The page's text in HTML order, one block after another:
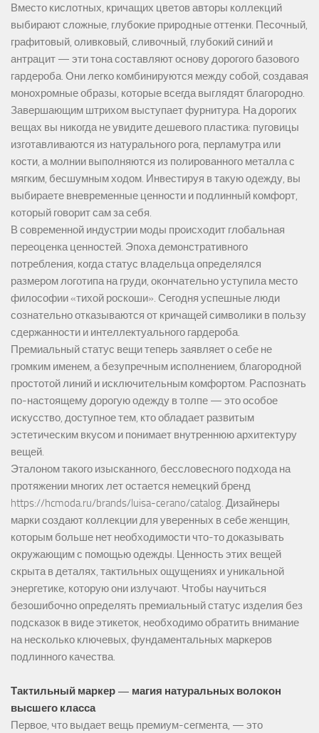
Вместо кислотных, кричащих цветов авторы коллекций
выбирают сложные, глубокие природные оттенки. Песочный,
графитовый, оливковый, сливочный, глубокий синий и
антрацит — эти тона составляют основу дорогого базового
гардероба. Они легко комбинируются между собой, создавая
монохромные образы, которые всегда выглядят благородно.
Завершающим штрихом выступает фурнитура. На дорогих
вещах вы никогда не увидите дешевого пластика: пуговицы
изготавливаются из натурального рога, перламутра или
кости, а молнии выполняются из полированного металла с
мягким, бесшумным ходом. Инвестируя в такую одежду, вы
выбираете вневременные ценности и подлинный комфорт,
который говорит сам за себя.
В современной индустрии моды происходит глобальная
переоценка ценностей. Эпоха демонстративного
потребления, когда статус владельца определялся
размером логотипа на груди, окончательно уступила место
философии «тихой роскоши». Сегодня успешные люди
сознательно отказываются от кричащей символики в пользу
сдержанности и интеллектуального гардероба.
Премиальный статус вещи теперь заявляет о себе не
громким именем, а безупречным исполнением, благородной
простотой линий и исключительным комфортом. Распознать
по-настоящему дорогую одежду в толпе — это особое
искусство, доступное тем, кто обладает развитым
эстетическим вкусом и понимает внутреннюю архитектуру
вещей.
Эталоном такого изысканного, бессловесного подхода на
протяжении многих лет остается немецкий бренд
https://hcmoda.ru/brands/luisa-cerano/catalog. Дизайнеры
марки создают коллекции для уверенных в себе женщин,
которым больше нет необходимости что-то доказывать
окружающим с помощью одежды. Ценность этих вещей
скрыта в деталях, тактильных ощущениях и уникальной
энергетике, которую они излучают. Чтобы научиться
безошибочно определять премиальный статус изделия без
подсказок в виде этикеток, необходимо обратить внимание
на несколько ключевых, фундаментальных маркеров
подлинного качества.
Тактильный маркер — магия натуральных волокон
высшего класса
Первое, что выдает вещь премиум-сегмента, — это